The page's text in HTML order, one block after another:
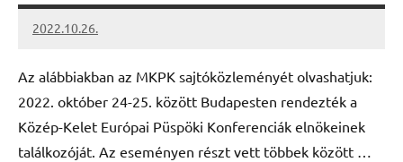
2022.10.26.
kovacs.agi
Az alábbiakban az MKPK sajtóközleményét olvashatjuk:
2022. október 24-25. között Budapesten rendezték a
Közép-Kelet Európai Püspöki Konferenciák elnökeinek
találkozóját. Az eseményen részt vett többek között …